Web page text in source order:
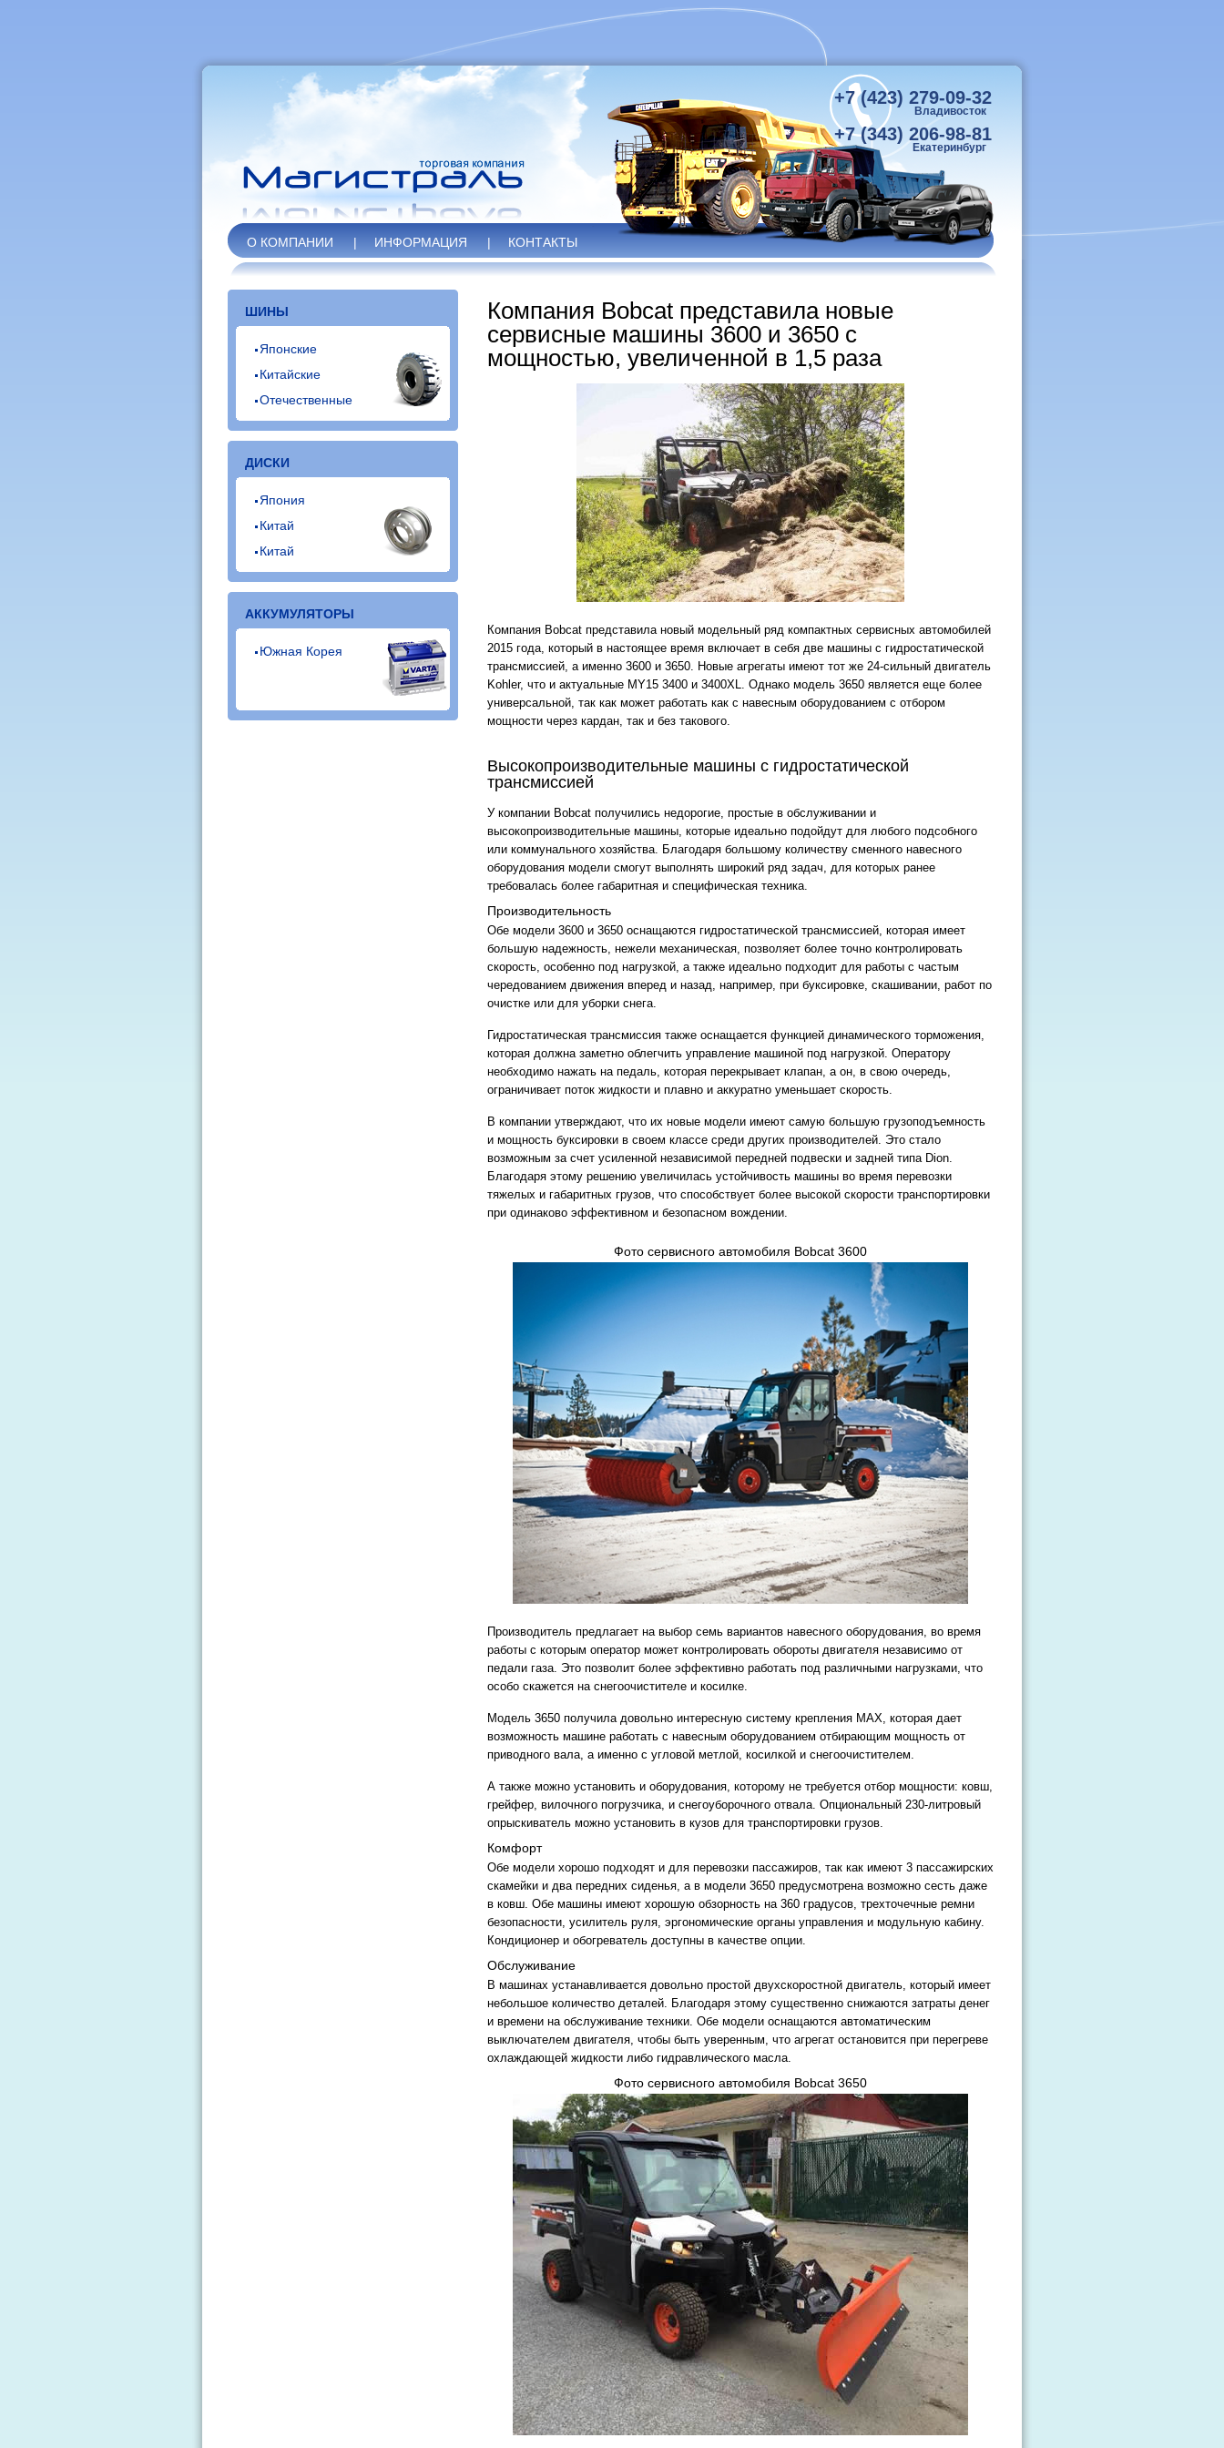
+7 (423) 279-09-32
Владивосток
+7 (343) 206-98-81
Екатеринбург
О КОМПАНИИ | ИНФОРМАЦИЯ | КОНТАКТЫ
ШИНЫ
Японские
Китайские
Отечественные
ДИСКИ
Япония
Китай
Китай
АККУМУЛЯТОРЫ
Южная Корея
Компания Bobcat представила новые
сервисные машины 3600 и 3650 с
мощностью, увеличенной в 1,5 раза
Компания Bobcat представила новый модельный ряд компактных сервисных автомобилей
2015 года, который в настоящее время включает в себя две машины с гидростатической
трансмиссией, а именно 3600 и 3650. Новые агрегаты имеют тот же 24-сильный двигатель
Kohler, что и актуальные MY15 3400 и 3400XL. Однако модель 3650 является еще более
универсальной, так как может работать как с навесным оборудованием с отбором
мощности через кардан, так и без такового.
Высокопроизводительные машины с гидростатической
трансмиссией
У компании Bobcat получились недорогие, простые в обслуживании и
высокопроизводительные машины, которые идеально подойдут для любого подсобного
или коммунального хозяйства. Благодаря большому количеству сменного навесного
оборудования модели смогут выполнять широкий ряд задач, для которых ранее
требовалась более габаритная и специфическая техника.
Производительность
Обе модели 3600 и 3650 оснащаются гидростатической трансмиссией, которая имеет
большую надежность, нежели механическая, позволяет более точно контролировать
скорость, особенно под нагрузкой, а также идеально подходит для работы с частым
чередованием движения вперед и назад, например, при буксировке, скашивании, работ по
очистке или для уборки снега.
Гидростатическая трансмиссия также оснащается функцией динамического торможения,
которая должна заметно облегчить управление машиной под нагрузкой. Оператору
необходимо нажать на педаль, которая перекрывает клапан, а он, в свою очередь,
ограничивает поток жидкости и плавно и аккуратно уменьшает скорость.
В компании утверждают, что их новые модели имеют самую большую грузоподъемность
и мощность буксировки в своем классе среди других производителей. Это стало
возможным за счет усиленной независимой передней подвески и задней типа Dion.
Благодаря этому решению увеличилась устойчивость машины во время перевозки
тяжелых и габаритных грузов, что способствует более высокой скорости транспортировки
при одинаково эффективном и безопасном вождении.
Фото сервисного автомобиля Bobcat 3600
Производитель предлагает на выбор семь вариантов навесного оборудования, во время
работы с которым оператор может контролировать обороты двигателя независимо от
педали газа. Это позволит более эффективно работать под различными нагрузками, что
особо скажется на снегоочистителе и косилке.
Модель 3650 получила довольно интересную систему крепления MAX, которая дает
возможность машине работать с навесным оборудованием отбирающим мощность от
приводного вала, а именно с угловой метлой, косилкой и снегоочистителем.
А также можно установить и оборудования, которому не требуется отбор мощности: ковш,
грейфер, вилочного погрузчика, и снегоуборочного отвала. Опциональный 230-литровый
опрыскиватель можно установить в кузов для транспортировки грузов.
Комфорт
Обе модели хорошо подходят и для перевозки пассажиров, так как имеют 3 пассажирских
скамейки и два передних сиденья, а в модели 3650 предусмотрена возможно сесть даже
в ковш. Обе машины имеют хорошую обзорность на 360 градусов, трехточечные ремни
безопасности, усилитель руля, эргономические органы управления и модульную кабину.
Кондиционер и обогреватель доступны в качестве опции.
Обслуживание
В машинах устанавливается довольно простой двухскоростной двигатель, который имеет
небольшое количество деталей. Благодаря этому существенно снижаются затраты денег
и времени на обслуживание техники. Обе модели оснащаются автоматическим
выключателем двигателя, чтобы быть уверенным, что агрегат остановится при перегреве
охлаждающей жидкости либо гидравлического масла.
Фото сервисного автомобиля Bobcat 3650